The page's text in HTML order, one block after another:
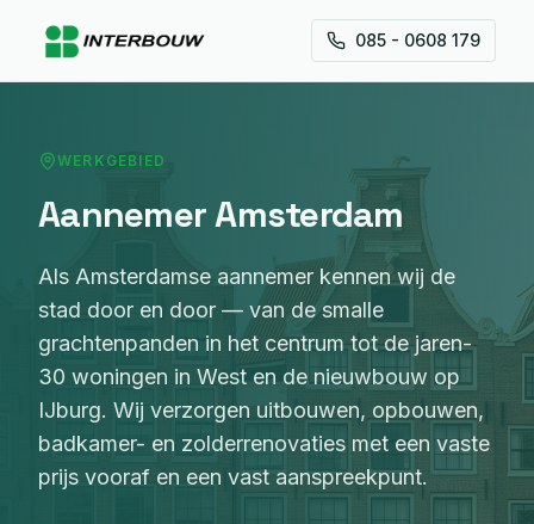
085 - 0608 179
WERKGEBIED
AannemerAmsterdam
Als Amsterdamse aannemer kennen wij de
stad door en door — van de smalle
grachtenpanden in het centrum tot de jaren-
30 woningen in West en de nieuwbouw op
IJburg. Wij verzorgen uitbouwen, opbouwen,
badkamer- en zolderrenovaties met een vaste
prijs vooraf en een vast aanspreekpunt.